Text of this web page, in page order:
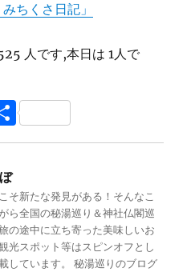
みちくさ日記」
人です,本日は 1人で
共
有
そ新たな発見がある！そんなこ
ら全国の秘湯巡り＆神社仏閣巡
の途中に立ち寄った美味しいお
光スポット等はスピンオフとし
しています。 秘湯巡りのブログ